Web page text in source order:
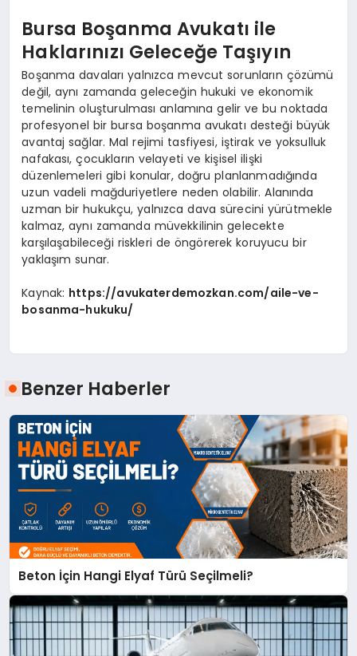
Bursa Boşanma Avukatı ile
Haklarınızı Geleceğe Taşıyın
Boşanma davaları yalnızca mevcut sorunların çözümü
değil, aynı zamanda geleceğin hukuki ve ekonomik
temelinin oluşturulması anlamına gelir ve bu noktada
profesyonel bir bursa boşanma avukatı desteği büyük
avantaj sağlar. Mal rejimi tasfiyesi, iştirak ve yoksulluk
nafakası, çocukların velayeti ve kişisel ilişki
düzenlemeleri gibi konular, doğru planlanmadığında
uzun vadeli mağduriyetlere neden olabilir. Alanında
uzman bir hukukçu, yalnızca dava sürecini yürütmekle
kalmaz, aynı zamanda müvekkilinin gelecekte
karşılaşabileceği riskleri de öngörerek koruyucu bir
yaklaşım sunar.
Kaynak: https://avukaterdemozkan.com/aile-ve-
bosanma-hukuku/
Benzer Haberler
Beton İçin Hangi Elyaf Türü Seçilmeli?